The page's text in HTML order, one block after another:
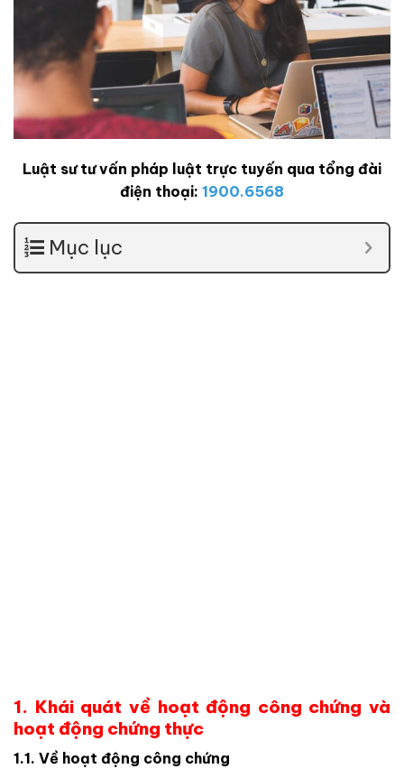
Luật sư tư vấn pháp luật trực tuyến qua tổng đài
điện thoại: 1900.6568
Mục lục
1. Khái quát về hoạt động công chứng và
hoạt động chứng thực
1.1. Về hoạt động công chứng